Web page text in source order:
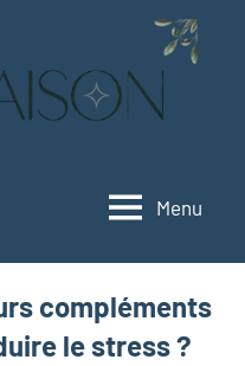
Menu
compléments
le stress ?